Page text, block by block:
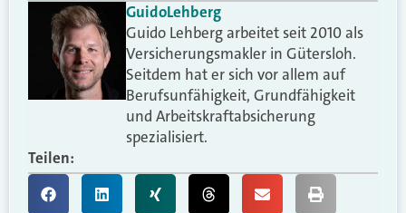
GuidoLehberg
Guido Lehberg arbeitet seit 2010 als
Versicherungsmakler in Gütersloh.
Seitdem hat er sich vor allem auf
Berufsunfähigkeit, Grundfähigkeit
und Arbeitskraftabsicherung
spezialisiert.
Teilen: